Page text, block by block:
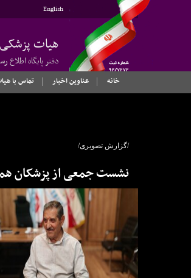
English
هیات
دفتر پایگاه اطلاع
خانه
عناوین اخبار تماس با
/گزارش تصویری/
نشست جمعی از پزشکان